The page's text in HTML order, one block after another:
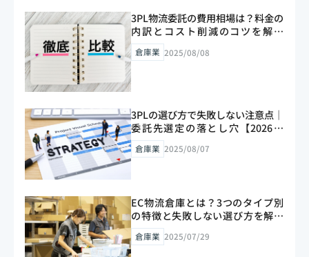
3PL物流委託の費用相場は？料金の
内訳とコスト削減のコツを解説
【2026年版】
倉庫業 2025/08/08
3PLの選び方で失敗しない注意点｜
委託先選定の落とし穴【2026年
版】
倉庫業 2025/08/07
EC物流倉庫とは？3つのタイプ別
の特徴と失敗しない選び方を解説
【2026年版】
倉庫業 2025/07/29